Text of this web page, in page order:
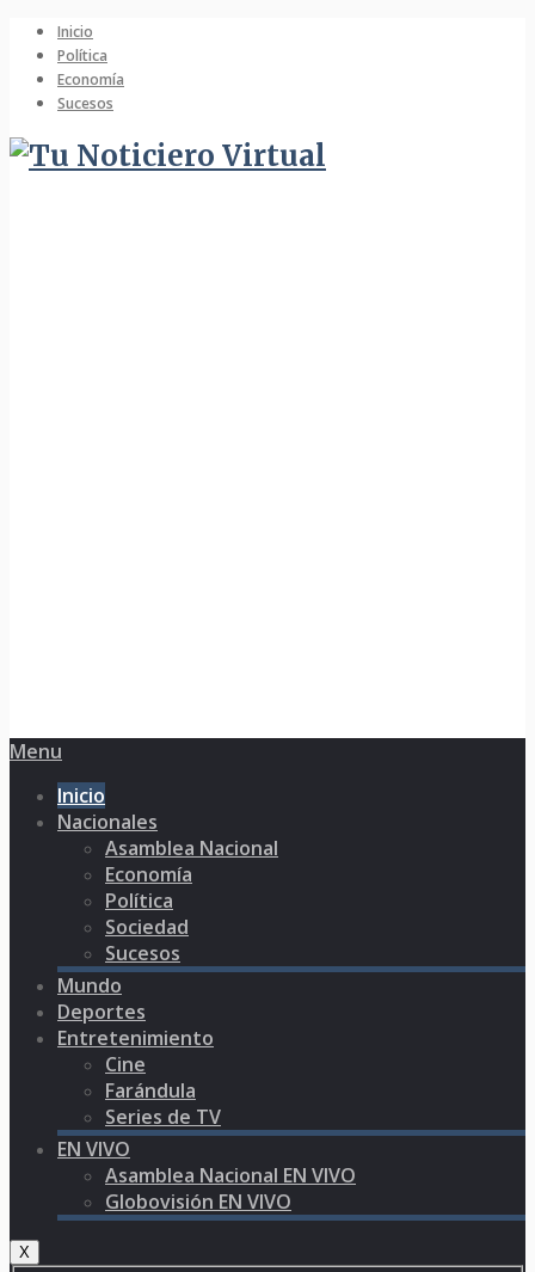
Inicio
Política
Economía
Sucesos
Menu
Inicio
Nacionales
Asamblea Nacional
Economía
Política
Sociedad
Sucesos
Mundo
Deportes
Entretenimiento
Cine
Farándula
Series de TV
EN VIVO
Asamblea Nacional EN VIVO
Globovisión EN VIVO
X